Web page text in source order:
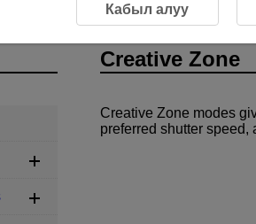
Creative Zone
Creative Zone modes
preferred shutter speed,
Кабыл алуу